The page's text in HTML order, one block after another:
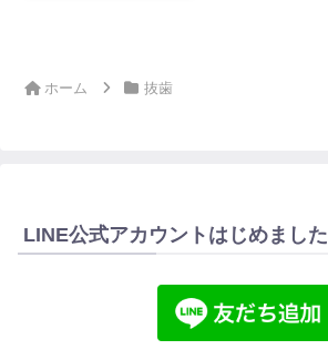
ホーム 抜歯
LINE公式アカウントはじめました